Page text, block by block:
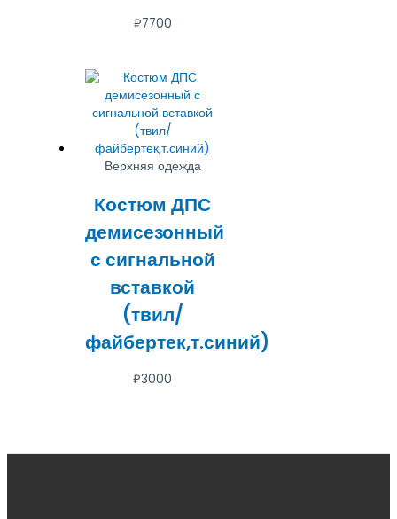
₽7700
Верхняя одежда
Костюм ДПС
демисезонный
с сигнальной
вставкой
(твил/
файбертек,т.синий)
₽3000